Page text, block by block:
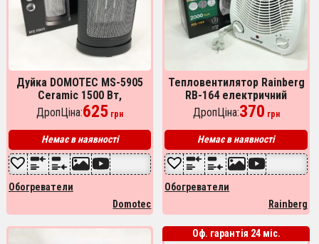
Дуйка DOMOTEC MS-5905
Ceramic 1500 Вт,
тепловентилятор,
обогреватель
электрический, дуйчик
обогреватель
ДропЦіна:625 грн
Немає в наявності
Обогреватели
Domotec
Тепловентилятор Rainberg
RB-164 електричний
обігрівач 2000 W
ДропЦіна:370 грн
Немає в наявності
Обогреватели
Rainberg
Оф. гарантія 24 міс.